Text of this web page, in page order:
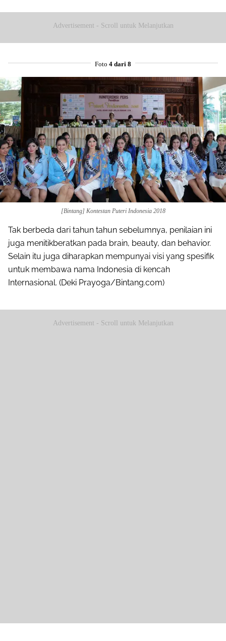
Advertisement - Scroll untuk Melanjutkan
Foto 4 dari 8
[Bintang] Kontestan Puteri Indonesia 2018
Tak berbeda dari tahun tahun sebelumnya, penilaian ini
juga menitikberatkan pada brain, beauty, dan behavior.
Selain itu juga diharapkan mempunyai visi yang spesifik
untuk membawa nama Indonesia di kencah
Internasional. (Deki Prayoga/Bintang.com)
Advertisement - Scroll untuk Melanjutkan